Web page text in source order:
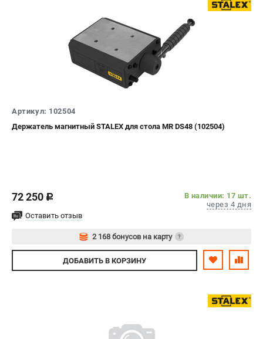
Артикул: 102504
Держатель магнитный STALEX для стола MR DS48 (102504)
72 250 c
В наличии: 17 шт.
через 4 дня
Оставить отзыв
2 168 бонусов на карту ?
Авторизуйтесь
ДОБАВИТЬ В КОРЗИНУ